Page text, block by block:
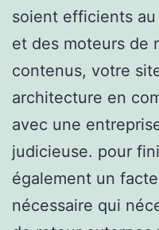
soient efficients
et des moteurs de
contenus, votre
architecture en
avec une
judicieuse. pour
également un
nécessaire qui